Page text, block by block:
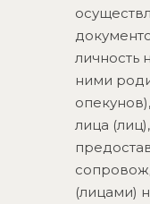
личность
ними
лица
(лицами)